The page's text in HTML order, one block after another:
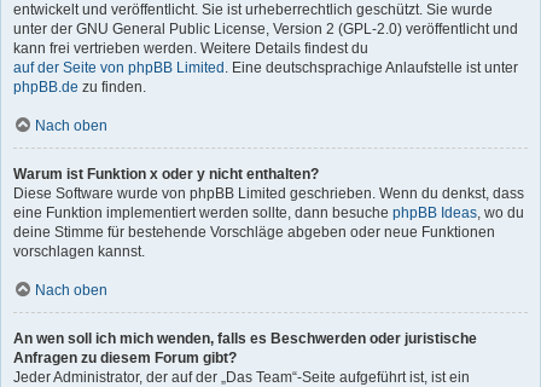
entwickelt und veröffentlicht. Sie ist urheberrechtlich geschützt. Sie wurde
unter der GNU General Public License, Version 2 (GPL-2.0) veröffentlicht und
kann frei vertrieben werden. Weitere Details findest du
auf der Seite von phpBB Limited . Eine deutschsprachige Anlaufstelle ist unter
phpBB.de zu finden.
Nach oben
Warum ist Funktion x oder y nicht enthalten?
Diese Software wurde von phpBB Limited geschrieben. Wenn du denkst, dass
eine Funktion implementiert werden sollte, dann besuche phpBB Ideas, wo du
deine Stimme für bestehende Vorschläge abgeben oder neue Funktionen
vorschlagen kannst.
Nach oben
An wen soll ich mich wenden, falls es Beschwerden oder juristische
Anfragen zu diesem Forum gibt?
Jeder Administrator, der auf der „Das Team“-Seite aufgeführt ist, ist ein